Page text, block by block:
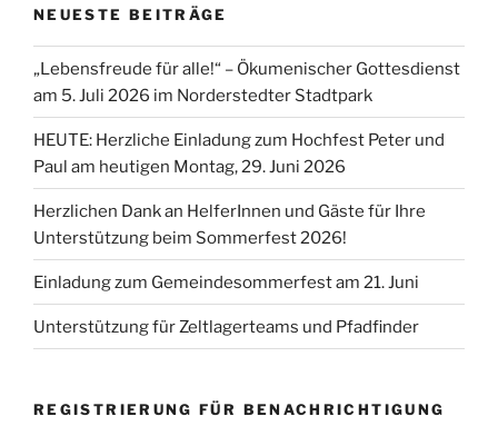
NEUESTE BEITRÄGE
„Lebensfreude für alle!“ – Ökumenischer Gottesdienst
am 5. Juli 2026 im Norderstedter Stadtpark
HEUTE: Herzliche Einladung zum Hochfest Peter und
Paul am heutigen Montag, 29. Juni 2026
Herzlichen Dank an HelferInnen und Gäste für Ihre
Unterstützung beim Sommerfest 2026!
Einladung zum Gemeindesommerfest am 21. Juni
Unterstützung für Zeltlagerteams und Pfadfinder
REGISTRIERUNG FÜR BENACHRICHTIGUNG